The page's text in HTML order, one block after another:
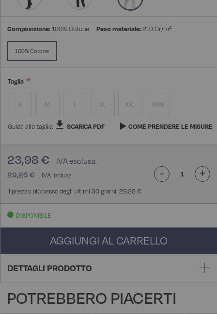
Composizione:100% Cotone Peso materiale:210 Gr/m²
100% Cotone
Taglia
S M L XL XXL XXXL
Guida alle taglie: SCARICA PDF COME PRENDERE LE MISURE
29,26 €
23,98 €
Il prezzo più basso degli ultimi 30 giorni: 29,26 €
- +
DISPONIBILE
AGGIUNGI AL CARRELLO
DETTAGLI PRODOTTO
POTREBBERO PIACERTI